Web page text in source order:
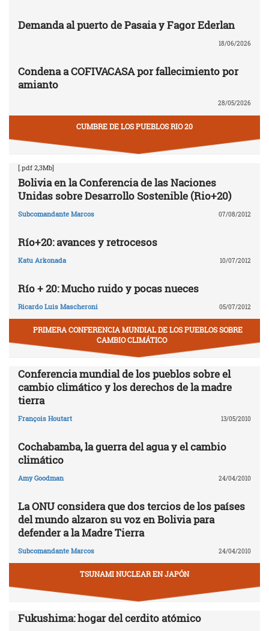
Demanda al puerto de Pasaia y Fagor Ederlan
18/06/2026
Condena a COFIVACASA por fallecimiento por
amianto
28/05/2026
CUMBRE DE LOS PUEBLOS RIO 20
[.pdf 2,3Mb]
Bolivia en la Conferencia de las Naciones
Unidas sobre Desarrollo Sostenible (Rio+20)
Subcomandante Marcos 07/08/2012
Río+20: avances y retrocesos
Katu Arkonada 10/07/2012
Río + 20: Mucho ruido y pocas nueces
Ricardo Luis Mascheroni 05/07/2012
PRIMERA CONFERENCIA MUNDIAL DE LOS PUEBLOS SOBRE
CAMBIO CLIMÁTICO
Conferencia mundial de los pueblos sobre el
cambio climático y los derechos de la madre
tierra
François Houtart 13/05/2010
Cochabamba, la guerra del agua y el cambio
climático
Amy Goodman 24/04/2010
La ONU considera que dos tercios de los países
del mundo alzaron su voz en Bolivia para
defender a la Madre Tierra
Subcomandante Marcos 24/04/2010
TSUNAMI NUCLEAR EN JAPÓN
Fukushima: hogar del cerdito atómico